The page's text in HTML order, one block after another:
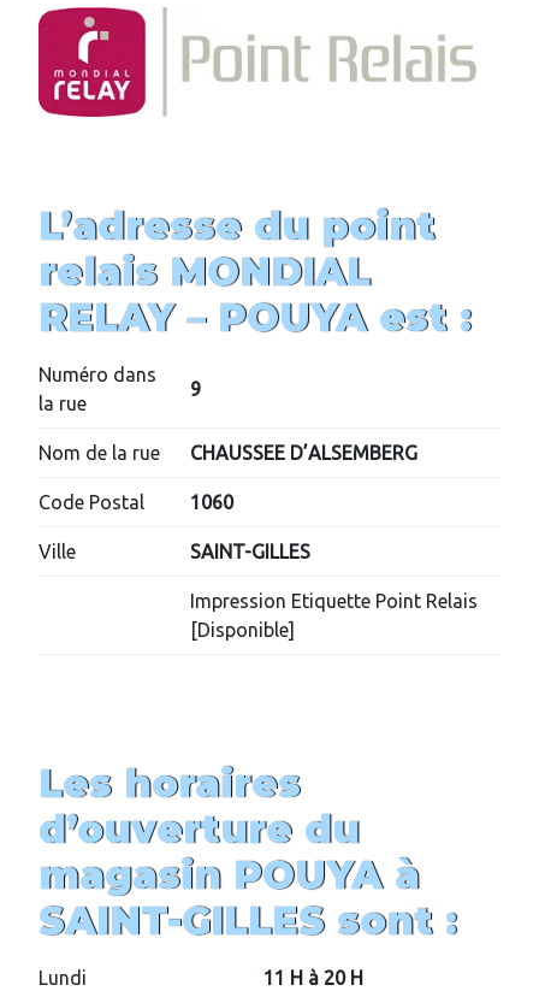
L’adresse du point
relais MONDIAL
RELAY – POUYA est :
Numéro dans
la rue
9
Nom de la rue CHAUSSEE D’ALSEMBERG
Code Postal 1060
Ville SAINT-GILLES
Impression Etiquette Point Relais
[Disponible]
Les horaires
d’ouverture du
magasin POUYA à
SAINT-GILLES sont :
Lundi 11 H à 20 H